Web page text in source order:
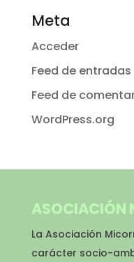
Meta
Acceder
Feed de entradas
Feed de
WordPress.org
ASOCIACIÓN
La Asociación
carácter socio-